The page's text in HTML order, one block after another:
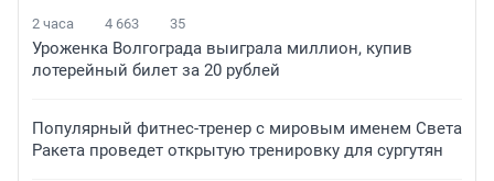
2 часа 4 663 35
Уроженка Волгограда выиграла миллион, купив
лотерейный билет за 20 рублей
Популярный фитнес-тренер с мировым именем Света
Ракета проведет открытую тренировку для сургутян